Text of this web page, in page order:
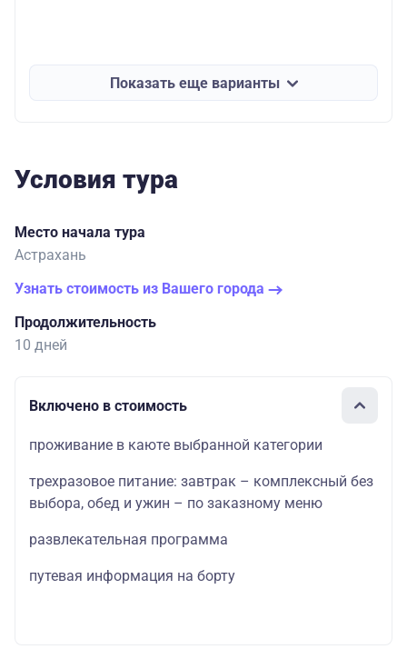
Показать еще варианты
Условия тура
Место начала тура
Астрахань
Узнать стоимость из Вашего города
Продолжительность
10 дней
Включено в стоимость
проживание в каюте выбранной категории
трехразовое питание: завтрак – комплексный без
выбора, обед и ужин – по заказному меню
развлекательная программа
путевая информация на борту